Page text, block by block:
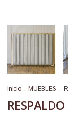
Inicio . MUEBLES .